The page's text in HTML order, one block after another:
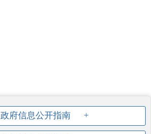
政府信息公开指南